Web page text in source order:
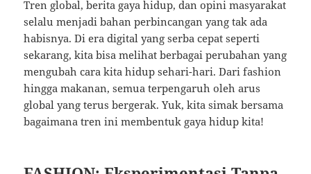
Tren global, berita gaya hidup, dan opini masyarakat
selalu menjadi bahan perbincangan yang tak ada
habisnya. Di era digital yang serba cepat seperti
sekarang, kita bisa melihat berbagai perubahan yang
mengubah cara kita hidup sehari-hari. Dari fashion
hingga makanan, semua terpengaruh oleh arus
global yang terus bergerak. Yuk, kita simak bersama
bagaimana tren ini membentuk gaya hidup kita!